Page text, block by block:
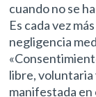
cuando no se
Es cada vez
negligencia
libre,
manifestada en